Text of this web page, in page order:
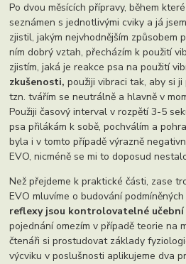
Po dvou měsících přípravy, během
seznámen s jednotlivými cviky a já
zjistil, jakým nejvhodnějším způsobem
ním dobrý vztah, přecházím k použití
zjistím, jaká je reakce psa na použití
zkušenosti,použiji vibraci tak, aby si
tzn. tvářím se neutrálně a hlavně v
Použiji časový interval v rozpětí 3-5
psa přilákám k sobě, pochválím a
byla i v tomto případě výrazně
EVO, nicméně se mi to doposud
Než přejdeme k praktické části, zase
EVO mluvíme o budování
reflexy jsou kontrolovatelné učební
pojednání omezím v případě teorie na
čtenáři si prostudovat základy
výcviku v poslušnosti aplikujeme dva